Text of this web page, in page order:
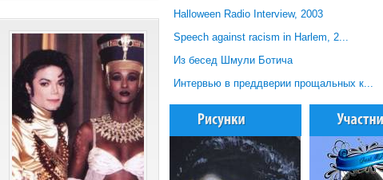
Halloween Radio Interview, 2003
Speech against racism in Harlem, 2...
Из бесед Шмули Ботича
Интервью в преддверии прощальных к...